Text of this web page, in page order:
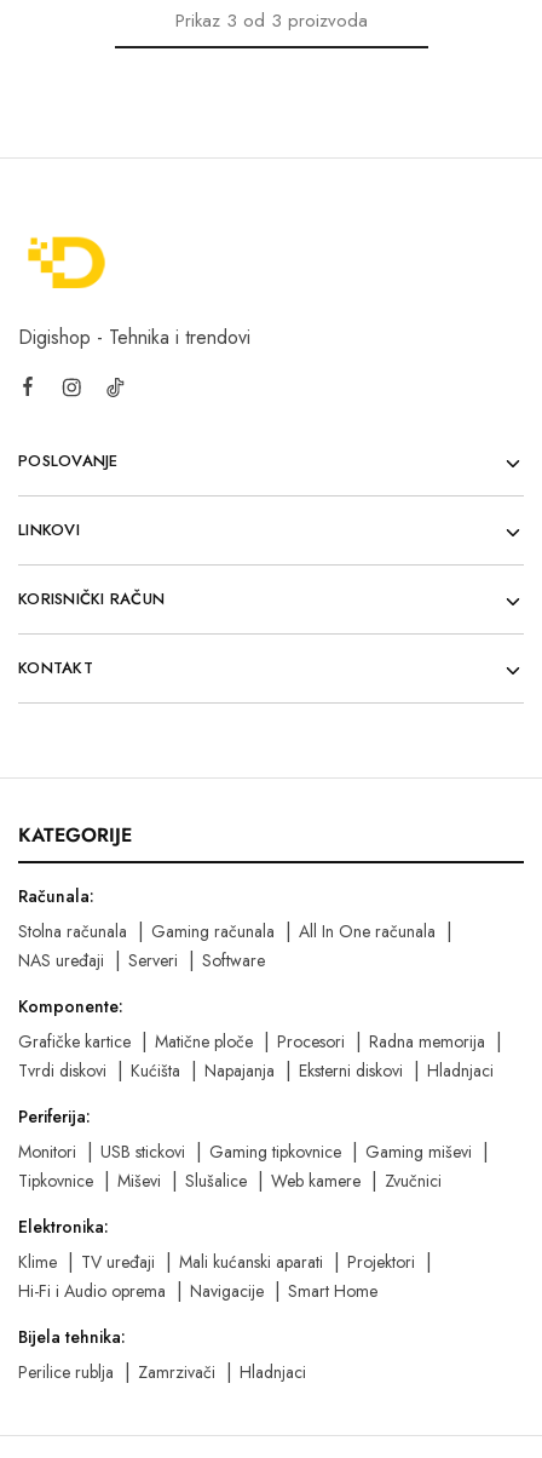
Prikaz3 od 3 proizvoda
Digishop - Tehnika i trendovi
POSLOVANJE
LINKOVI
KORISNIČKI RAČUN
KONTAKT
KATEGORIJE
Računala:
Stolna računala
Gaming računala
All In One računala
NAS uređaji
Serveri
Software
Komponente:
Grafičke kartice
Matične ploče Procesori
Radna memorija
Tvrdi diskovi
Kućišta Napajanja Eksterni diskovi
Hladnjaci
Periferija:
Monitori
USB stickovi Gaming tipkovnice
Gaming miševi
Tipkovnice
Miševi Slušalice Web kamere
Zvučnici
Elektronika:
Klime
TV uređaji Mali kućanski aparati
Projektori
Hi-Fi i Audio oprema
Navigacije
Smart Home
Bijela tehnika:
Perilice rublja
Zamrzivači Hladnjaci